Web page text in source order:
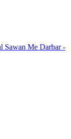
Sawan Me Darbar -